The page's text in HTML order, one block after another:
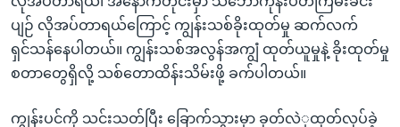
ပျဉ် လိုအပ်တာရယ်ကြောင့် ကျွန်းသစ်ခိုးထုတ်မှု ဆက်လက်
ရှင်သန်နေပါတယ်။ ကျွန်းသစ်အလွန်အကျွံ ထုတ်ယူမှုနဲ့ ခိုးထုတ်မှု
စတာတွေရှိလို့ သစ်တောထိန်းသိမ်းဖို့ ခက်ပါတယ်။
ကျွန်းပင်ကို သင်းသတ်ပြီး ခြောက်သွားမှာ ခုတ်လဲှထုတ်လုပ်ခဲ့